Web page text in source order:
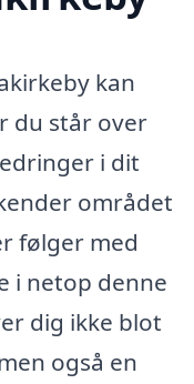
kan
du står over
i dit
området
følger med
i netop denne
dig ikke blot
også en